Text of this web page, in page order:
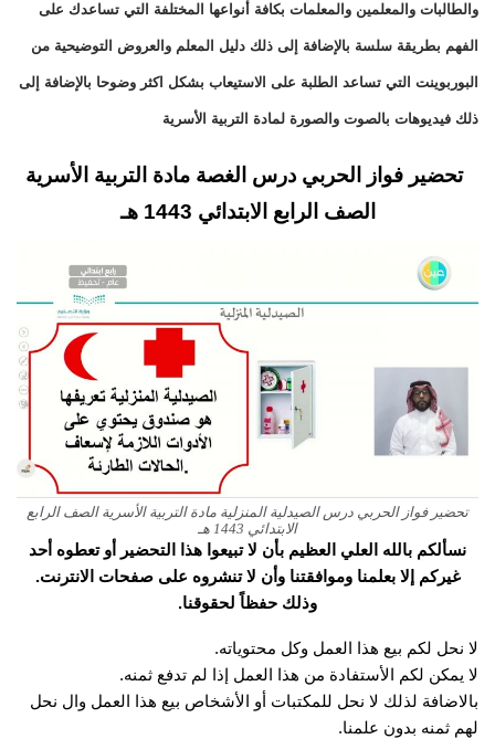
والطالبات والمعلمين والمعلمات بكافة أنواعها المختلفة التي تساعدك على
الفهم بطريقة سلسة بالإضافة إلى ذلك دليل المعلم والعروض التوضيحية من
البوربوينت التي تساعد الطلبة على الاستيعاب بشكل اكثر وضوحا بالإضافة إلى
ذلك فيديوهات بالصوت والصورة لمادة التربية الأسرية
تحضير فواز الحربي درس الغصة مادة التربية الأسرية
الصف الرابع الابتدائي 1443 هـ
تحضير فواز الحربي درس الصيدلية المنزلية مادة التربية الأسرية الصف الرابع
الابتدائي 1443 هـ
نسألكم بالله العلي العظيم بأن لا تبيعوا هذا التحضير أو تعطوه أحد
غيركم إلا بعلمنا وموافقتنا وأن لا تنشروه على صفحات الانترنت.
وذلك حفظاً لحقوقنا.
لا نحل لكم بيع هذا العمل وكل محتوياته.
لا يمكن لكم الأستفادة من هذا العمل إذا لم تدفع ثمنه.
بالاضافة لذلك لا نحل للمكتبات أو الأشخاص بيع هذا العمل وال نحل
لهم ثمنه بدون علمنا.